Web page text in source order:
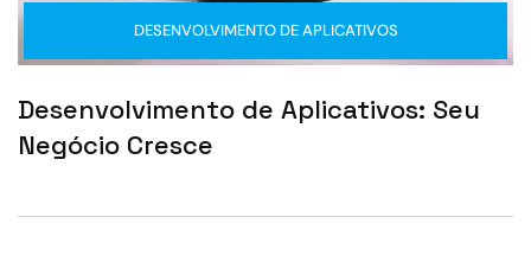
DESENVOLVIMENTO DE APLICATIVOS
Desenvolvimento de Aplicativos: Seu
Negócio Cresce